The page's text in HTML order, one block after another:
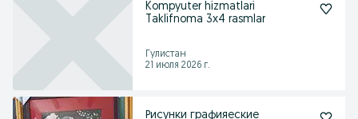
Kompyuter hizmatlari
Taklifnoma 3x4 rasmlar
Гулистан
21 июля 2026 г.
Рисунки графияеские